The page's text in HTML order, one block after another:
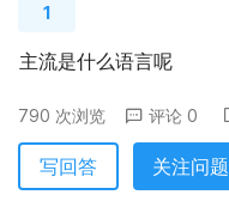
1
主流是什么语言呢
790 次浏览 评论 0
写回答 关注问题